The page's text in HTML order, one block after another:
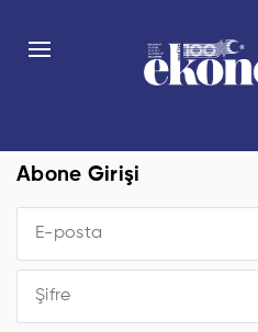
Abone Girişi